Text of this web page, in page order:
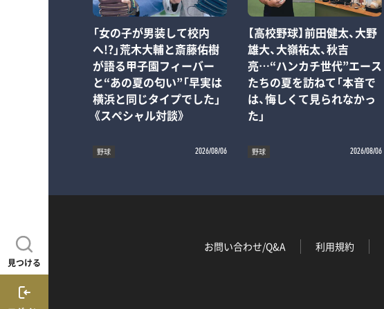
見つける
「女の子が男装して校内
へ!?」荒木大輔と斎藤佑樹
が語る甲子園フィーバー
と“あの夏の匂い”「早実は
横浜と同じタイプでした」
《スペシャル対談》
野球 2026/08/06
【高校野球】前田健太、大野
雄大、大嶺祐太、秋吉
亮…“ハンカチ世代”エース
たちの夏を訪ねて「本音で
は、悔しくて見られなかっ
た」
野球 2026/08/06
お問い合わせ/Q&A 利用規約